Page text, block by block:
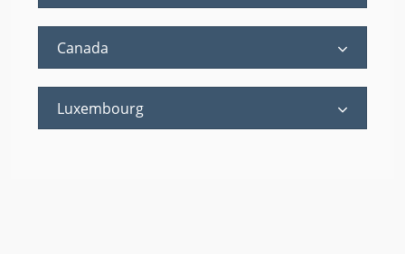
Canada
Luxembourg